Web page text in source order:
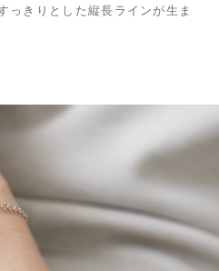
っきりとした縦長ラインが生ま